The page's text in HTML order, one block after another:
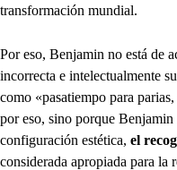
transformación mundial.
Por eso, Benjamin no está de
incorrecta e intelectualmente
como «pasatiempo para
por eso, sino porque Benjamin
configuración estética, el
considerada apropiada para la